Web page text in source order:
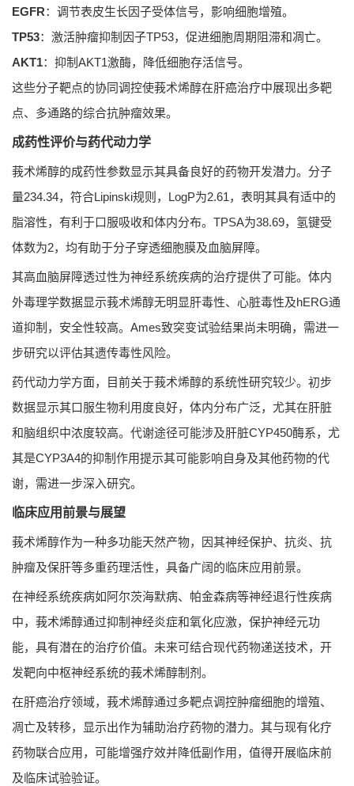
EGFR：调节表皮生长因子受体信号，影响细胞增殖。
TP53：激活肿瘤抑制因子TP53，促进细胞周期阻滞和凋亡。
AKT1：抑制AKT1激酶，降低细胞存活信号。
这些分子靶点的协同调控使莪术烯醇在肝癌治疗中展现出多靶
点、多通路的综合抗肿瘤效果。
成药性评价与药代动力学
莪术烯醇的成药性参数显示其具备良好的药物开发潜力。分子
量234.34，符合Lipinski规则，LogP为2.61，表明其具有适中的
脂溶性，有利于口服吸收和体内分布。TPSA为38.69，氢键受
体数为2，均有助于分子穿透细胞膜及血脑屏障。
其高血脑屏障透过性为神经系统疾病的治疗提供了可能。体内
外毒理学数据显示莪术烯醇无明显肝毒性、心脏毒性及hERG通
道抑制，安全性较高。Ames致突变试验结果尚未明确，需进一
步研究以评估其遗传毒性风险。
药代动力学方面，目前关于莪术烯醇的系统性研究较少。初步
数据显示其口服生物利用度良好，体内分布广泛，尤其在肝脏
和脑组织中浓度较高。代谢途径可能涉及肝脏CYP450酶系，尤
其是CYP3A4的抑制作用提示其可能影响自身及其他药物的代
谢，需进一步深入研究。
临床应用前景与展望
莪术烯醇作为一种多功能天然产物，因其神经保护、抗炎、抗
肿瘤及保肝等多重药理活性，具备广阔的临床应用前景。
在神经系统疾病如阿尔茨海默病、帕金森病等神经退行性疾病
中，莪术烯醇通过抑制神经炎症和氧化应激，保护神经元功
能，具有潜在的治疗价值。未来可结合现代药物递送技术，开
发靶向中枢神经系统的莪术烯醇制剂。
在肝癌治疗领域，莪术烯醇通过多靶点调控肿瘤细胞的增殖、
凋亡及转移，显示出作为辅助治疗药物的潜力。其与现有化疗
药物联合应用，可能增强疗效并降低副作用，值得开展临床前
及临床试验验证。